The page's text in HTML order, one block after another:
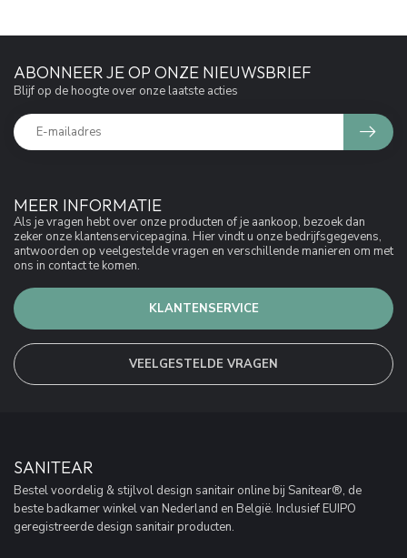
MEER INFORMATIE
Als je vragen hebt over onze producten of je aankoop, bezoek dan
zeker onze klantenservicepagina. Hier vindt u onze bedrijfsgegevens,
antwoorden op veelgestelde vragen en verschillende manieren om met
ons in contact te komen.
KLANTENSERVICE
VEELGESTELDE VRAGEN
ABONNEER JE OP ONZE NIEUWSBRIEF
Blijf op de hoogte over onze laatste acties
SANITEAR
Bestel voordelig & stijlvol design sanitair online bij Sanitear®, de
beste badkamer winkel van Nederland en België. Inclusief EUIPO
geregistreerde design sanitair producten.